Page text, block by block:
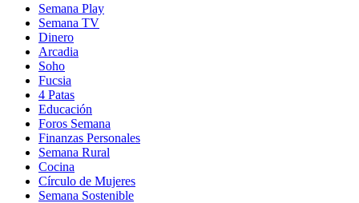
Semana Play
Semana TV
Dinero
Arcadia
Soho
in
new
window
Fucsia
in
new
window
4 Patas
Educación
Foros Semana
Finanzas Personales
Semana Rural
Cocina
Círculo de Mujeres
Semana Sostenible